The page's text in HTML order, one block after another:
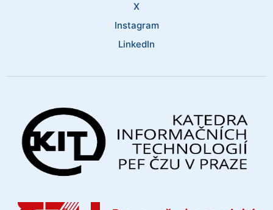
X
Instagram
LinkedIn